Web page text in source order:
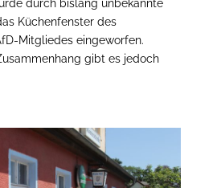
durch bislang unbekannte
Küchenfenster des
Mitgliedes eingeworfen.
gibt es jedoch